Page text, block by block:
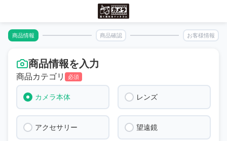
商品情報 商品確認 お客様情報
商品情報を入力
商品カテゴリ 必須
カメラ本体 レンズ
アクセサリー 望遠鏡